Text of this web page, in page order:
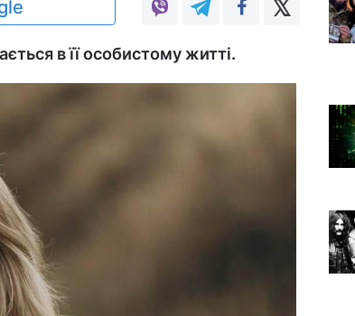
в її особистому житті.